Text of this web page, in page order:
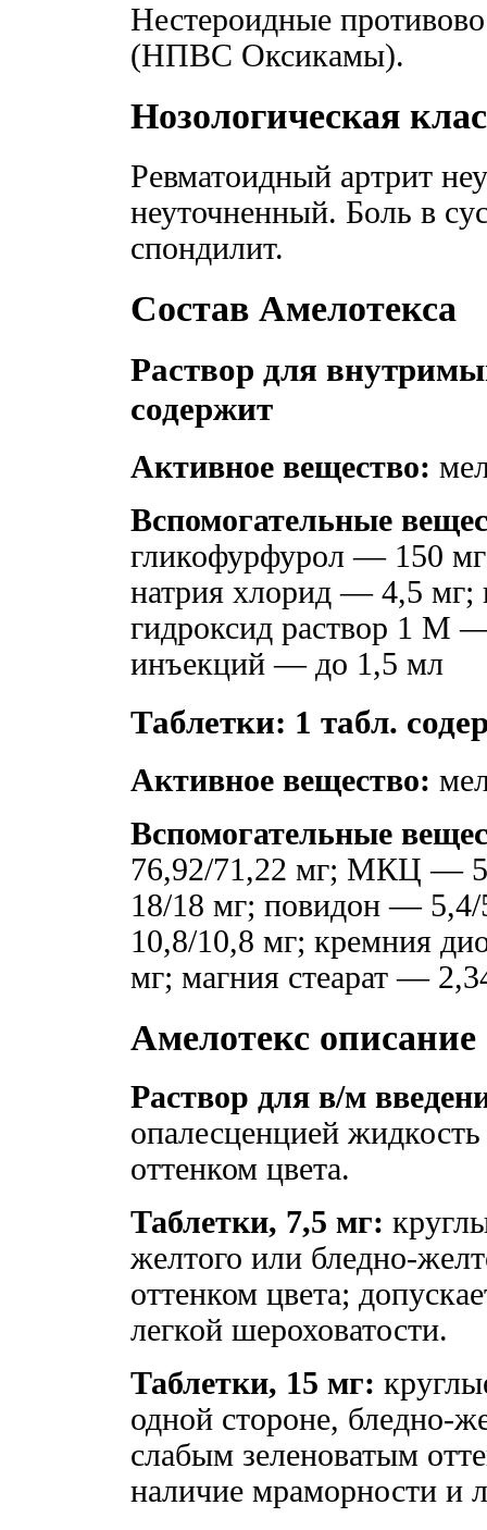
Нестероидные
(НПВС Оксикамы).
Нозологическая
Ревматоидный артрит
неуточненный. Боль в
спондилит.
Состав Амелотекса
Раствор для
содержит
Активное вещество:
Вспомогательные
гликофурфурол — 150
натрия хлорид — 4,5 мг;
гидроксид раствор 1 М
инъекций — до 1,5 мл
Таблетки: 1 табл.
Активное вещество:
Вспомогательные
76,92/71,22 мг; МКЦ —
18/18 мг; повидон —
10,8/10,8 мг; кремния
мг; магния стеарат —
Амелотекс описание
Раствор для в/м
опалесценцией
оттенком цвета.
Таблетки, 7,5 мг:
желтого или бледно-
оттенком цвета;
легкой шероховатости.
Таблетки, 15 мг:
одной стороне, бледно-
слабым зеленоватым
наличие мраморности и